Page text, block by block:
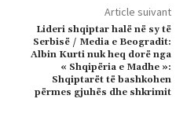
Article suivant
Lideri shqiptar halë në sy të
Serbisë / Media e Beogradit:
Albin Kurti nuk heq dorë nga
« Shqipëria e Madhe »:
Shqiptarët të bashkohen
përmes gjuhës dhe shkrimit